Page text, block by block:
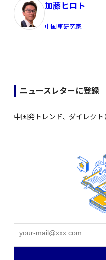
加藤ヒロト
中国車研究家
ニュースレターに登録
中国発トレンド、ダイレクト